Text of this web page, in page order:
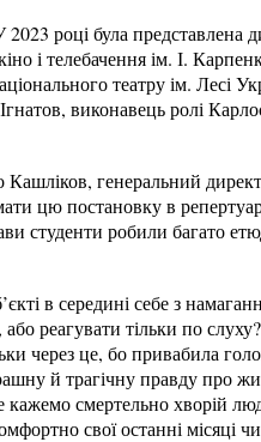
році була представлена
і телебачення ім. І.
театру ім. Лесі
виконавець ролі
генеральний
цю постановку в
студенти робили багато
в середині себе з
реагувати тільки по
через це, бо привабила
й трагічну правду про
смертельно хворій
свої останні місяці